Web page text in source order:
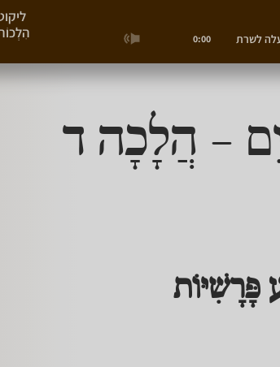
– הֲלָכָה ד
פָּרָשִׁיּוֹת
לשרת 0:00